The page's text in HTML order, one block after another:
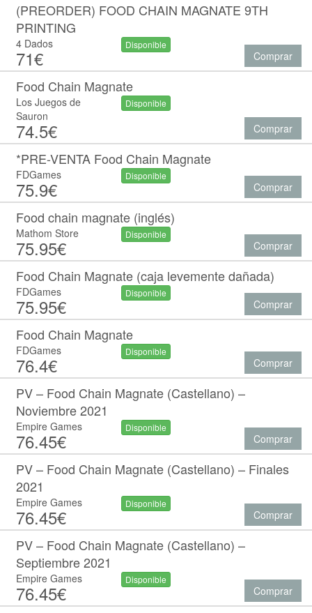
(PREORDER) FOOD CHAIN MAGNATE 9TH
PRINTING
4 Dados
71€
Disponible
Comprar
Food Chain Magnate
Los Juegos de
Sauron
74.5€
Disponible
Comprar
*PRE-VENTA Food Chain Magnate
FDGames
75.9€
Disponible
Comprar
Food chain magnate (inglés)
Mathom Store
75.95€
Disponible
Comprar
Food Chain Magnate (caja levemente dañada)
FDGames
75.95€
Disponible
Comprar
Food Chain Magnate
FDGames
76.4€
Disponible
Comprar
PV – Food Chain Magnate (Castellano) –
Noviembre 2021
Empire Games
76.45€
Disponible
Comprar
PV – Food Chain Magnate (Castellano) – Finales
2021
Empire Games
76.45€
Disponible
Comprar
PV – Food Chain Magnate (Castellano) –
Septiembre 2021
Empire Games
76.45€
Disponible
Comprar